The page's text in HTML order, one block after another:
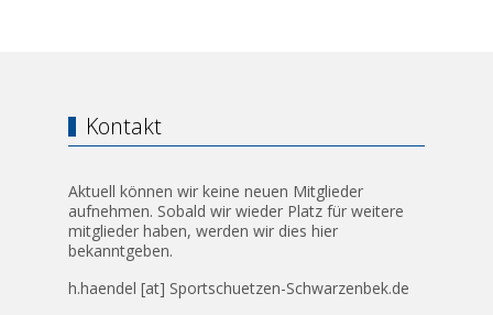
Kontakt
Aktuell können wir keine neuen Mitglieder
aufnehmen. Sobald wir wieder Platz für weitere
mitglieder haben, werden wir dies hier
bekanntgeben.
h.haendel [at] Sportschuetzen-Schwarzenbek.de